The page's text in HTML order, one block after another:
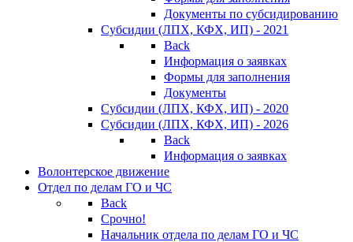
Документы по субсидированию
Субсидии (ЛПХ, КФХ, ИП) - 2021
Back
Информация о заявках
Формы для заполнения
Документы
Субсидии (ЛПХ, КФХ, ИП) - 2020
Субсидии (ЛПХ, КФХ, ИП) - 2026
Back
Информация о заявках
Волонтерское движение
Отдел по делам ГО и ЧС
Back
Срочно!
Начальник отдела по делам ГО и ЧС